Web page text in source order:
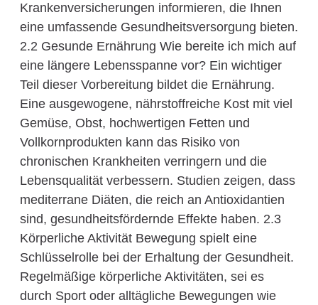
Krankenversicherungen informieren, die Ihnen
eine umfassende Gesundheitsversorgung bieten.
2.2 Gesunde Ernährung Wie bereite ich mich auf
eine längere Lebensspanne vor? Ein wichtiger
Teil dieser Vorbereitung bildet die Ernährung.
Eine ausgewogene, nährstoffreiche Kost mit viel
Gemüse, Obst, hochwertigen Fetten und
Vollkornprodukten kann das Risiko von
chronischen Krankheiten verringern und die
Lebensqualität verbessern. Studien zeigen, dass
mediterrane Diäten, die reich an Antioxidantien
sind, gesundheitsfördernde Effekte haben. 2.3
Körperliche Aktivität Bewegung spielt eine
Schlüsselrolle bei der Erhaltung der Gesundheit.
Regelmäßige körperliche Aktivitäten, sei es
durch Sport oder alltägliche Bewegungen wie